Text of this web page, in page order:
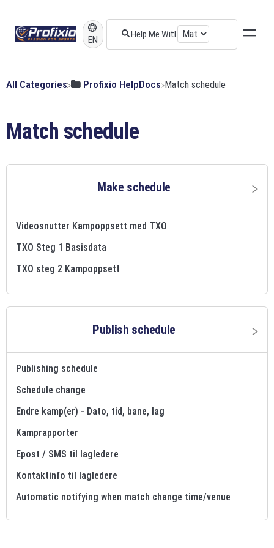
EN
All Categories ​Profixio HelpDocs ​Match schedule
Match schedule
Make schedule
Videosnutter Kampoppsett med TXO
TXO Steg 1 Basisdata
TXO steg 2 Kampoppsett
Publish schedule
Publishing schedule
Schedule change
Endre kamp(er) - Dato, tid, bane, lag
Kamprapporter
Epost / SMS til lagledere
Kontaktinfo til lagledere
Automatic notifying when match change time/venue
Endre antall serier hvert lag skal spille